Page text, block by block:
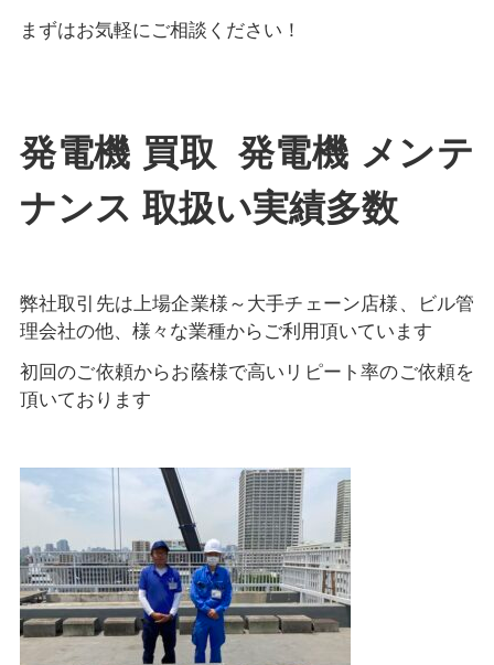
まずはお気軽にご相談ください！
発電機 買取 発電機 メンテ
ナンス 取扱い実績多数
弊社取引先は上場企業様～大手チェーン店様、ビル管
理会社の他、様々な業種からご利用頂いています
初回のご依頼からお蔭様で高いリピート率のご依頼を
頂いております